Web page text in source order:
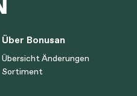
Über Bonusan
Übersicht Änderungen
Sortiment